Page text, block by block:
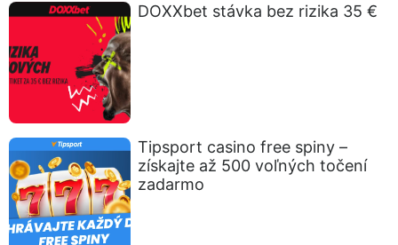
DOXXbet stávka bez rizika 35 €
Tipsport casino free spiny –
získajte až 500 voľných točení
zadarmo